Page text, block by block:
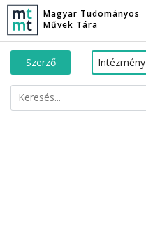
Magyar Tudományos
Művek Tára
Szerző Intézmény